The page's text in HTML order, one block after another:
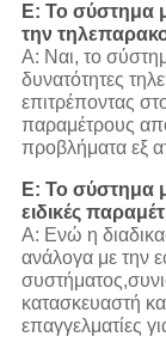
Ε: Το σύστημα
την
Α: Ναι, το
δυνατότητες
επιτρέποντας
παραμέτρους
προβλήματα εξ
Ε: Το σύστημα
ειδικές
Α: Ενώ η
ανάλογα με την
κατασκευαστή
επαγγελματίες